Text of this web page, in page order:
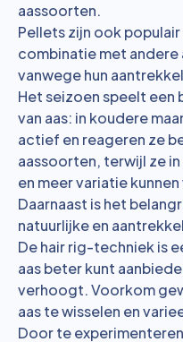
aassoorten.
Pellets zijn ook
combinatie met
vanwege hun
Het seizoen speelt een
van aas: in koudere
actief en reageren ze
aassoorten, terwijl ze
en meer variatie
Daarnaast is het
natuurlijke en
De hair rig-techniek is
aas beter kunt
verhoogt. Voorkom
aas te wisselen en
Door te